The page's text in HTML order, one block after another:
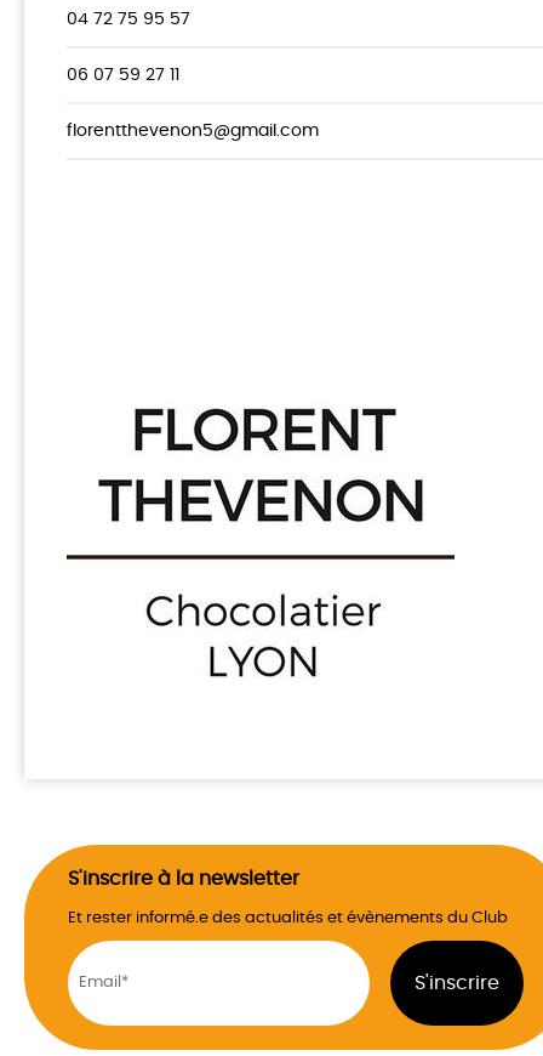
04 72 75 95 57
06 07 59 27 11
florentthevenon5@gmail.com
S'inscrire à la newsletter
Et rester informé.e des actualités et évènements du Club